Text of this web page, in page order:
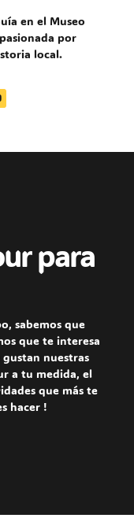
en el Museo
por
local.
para
sabemos que
que te interesa
nuestras
a tu medida, el
que más te
hacer !